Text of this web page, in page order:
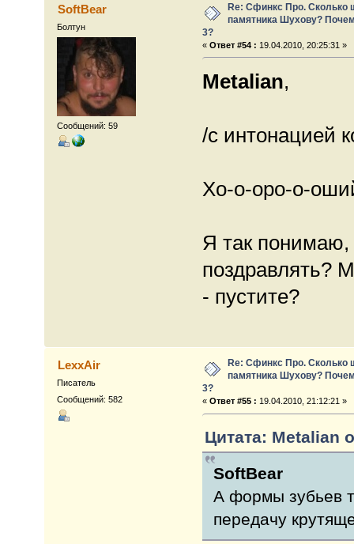
SoftBear
Болтун
Сообщений: 59
Re: Сфинкс Про. Сколько
памятника Шухову?
3?
« Ответ #54 : 19.04.2010, 20:25:31 »
Metalian,
/с интонацией
Хо-о-оро-о-
Я так понимаю,
поздравлять?
- пустите?
LexxAir
Писатель
Сообщений: 582
Re: Сфинкс Про. Сколько
памятника Шухову?
3?
« Ответ #55 : 19.04.2010, 21:12:21 »
Цитата: Metalian
SoftBear
А формы зубьев
передачу